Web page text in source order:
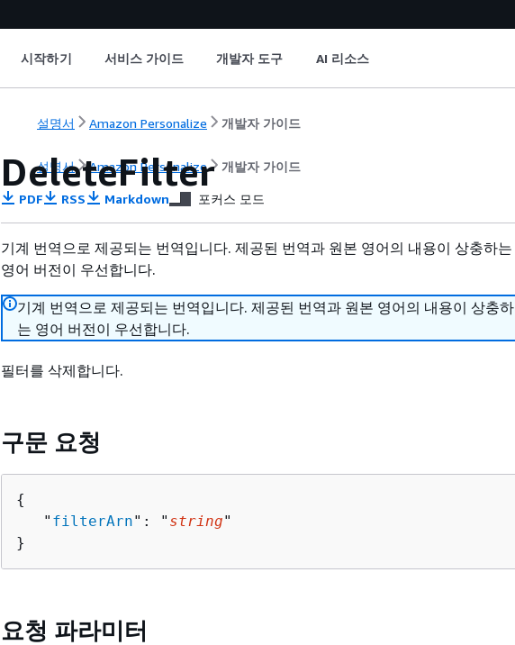
시작하기 서비스 가이드 개발자 도구 AI 리소스
설명서 Amazon Personalize 개발자 가이드
설명서 Amazon Personalize 개발자 가이드
DeleteFilter
PDF RSS Markdown 포커스 모드
기계 번역으로 제공되는 번역입니다. 제공된 번역과 원본 영어의 내용이 상충하
영어 버전이 우선합니다.
기계 번역으로 제공되는 번역입니다. 제공된 번역과 원본 영어의 내용이 상충
는 영어 버전이 우선합니다.
필터를 삭제합니다.
구문 요청
{
   "
filterArn": " string"
}
요청 파라미터